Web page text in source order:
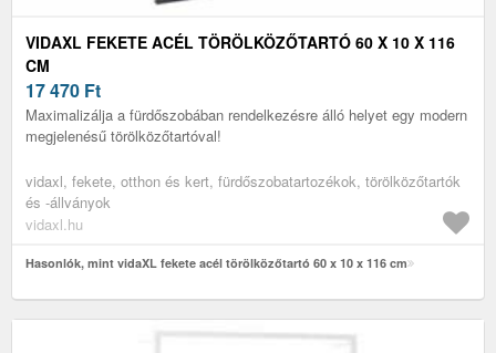
VIDAXL FEKETE ACÉL TÖRÖLKÖZŐTARTÓ 60 X 10 X 116
CM
17 470 Ft
Maximalizálja a fürdőszobában rendelkezésre álló helyet egy modern
megjelenésű törölközőtartóval!
vidaxl, fekete, otthon és kert, fürdőszobatartozékok, törölközőtartók
és -állványok
vidaxl.hu
Hasonlók, mint vidaXL fekete acél törölközőtartó 60 x 10 x 116 cm